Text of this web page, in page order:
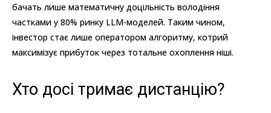
бачать лише математичну доцільність володіння
частками у 80% ринку LLM-моделей. Таким чином,
інвестор стає лише оператором алгоритму, котрий
максимізує прибуток через тотальне охоплення ніші.
Хто досі тримає дистанцію?